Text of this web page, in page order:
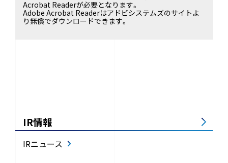
Acrobat Readerが必要となります。
Adobe Acrobat Readerはアドビシステムズのサイトよ
り無償でダウンロードできます。
IR情報
IRニュース